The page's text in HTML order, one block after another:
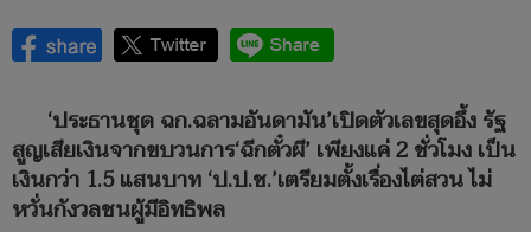
‘ประธานชุด ฉก.ฉลามอันดามัน’เปิดตัวเลขสุดอึ้ง รัฐ
สูญเสียเงินจากขบวนการ‘ฉีกตั๋วผี’ เพียงแค่ 2 ชั่วโมง เป็น
เงินกว่า 1.5 แสนบาท ‘ป.ป.ช.’เตรียมตั้งเรื่องไต่สวน ไม่
หวั่นกังวลชนผู้มีอิทธิพล